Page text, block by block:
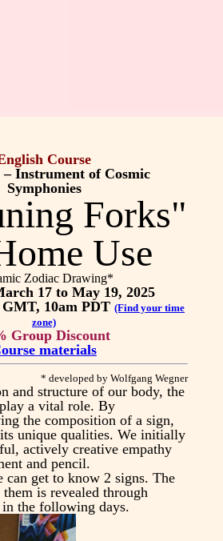
Course
Instrument of Cosmic
Symphonies
Forks"
Use
Zodiac Drawing*
17 to May 19, 2025
10am PDT (Find your time
zone)
Group Discount
materials
* developed by Wolfgang Wegner
and structure of our body, the
a vital role. By
the composition of a sign,
unique qualities. We initially
actively creative empathy
and pencil.
can get to know 2 signs. The
is revealed through
in the following days.